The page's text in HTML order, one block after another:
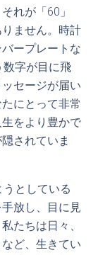
れが「60」
ません。時計
ープレートな
数字が目に飛
セージが届い
にとって非常
をより豊かで
されていま
としている
放し、目に見
たちは日々、
ど、生きてい